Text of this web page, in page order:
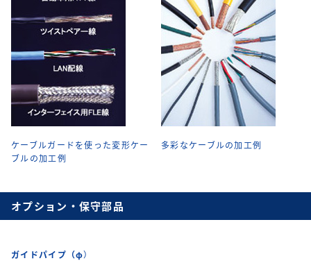
ケーブルガードを使った変形ケー
ブルの加工例
多彩なケーブルの加工例
オプション・保守部品
ガイドパイプ（φ）